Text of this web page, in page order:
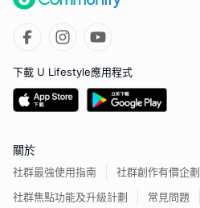
下載 U Lifestyle應用程式
關於
社群最強使用指南
社群創作有價企劃
社群焦點功能及升級計劃
常見問題